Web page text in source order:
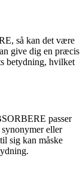
så kan det være
give dig en præcis
betydning, hvilket
passer
eller
sig kan måske